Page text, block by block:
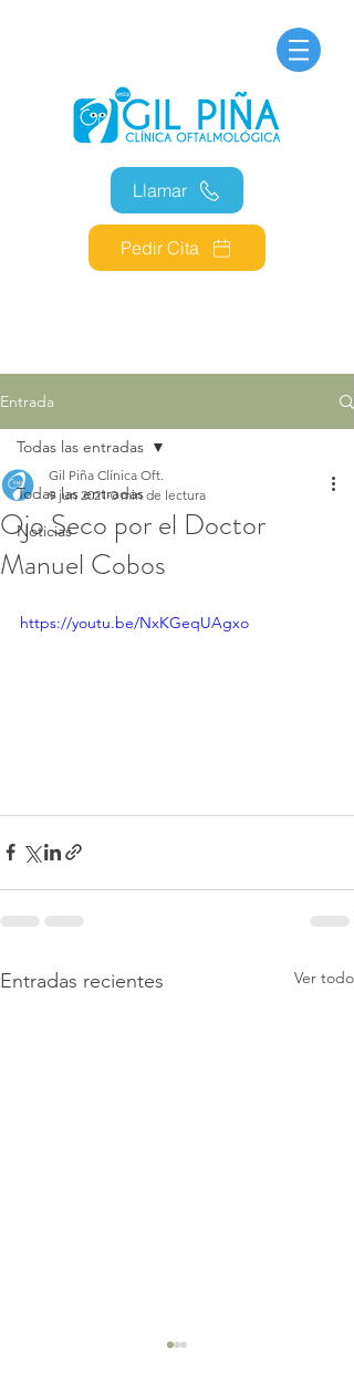
Llamar
Pedir Cita
Entrada
Todas las entradas
Noticias
Todas las entradas
Ojo Seco por el Doctor
Manuel Cobos
Gil Piña Clínica Oft.
9 jun 2021 0 min de lectura
https://youtu.be/NxKGeqUAgxo
Entradas recientes Ver todo